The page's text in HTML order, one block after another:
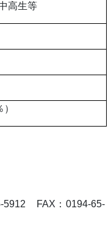
高生等
5912 FAX：0194-65-